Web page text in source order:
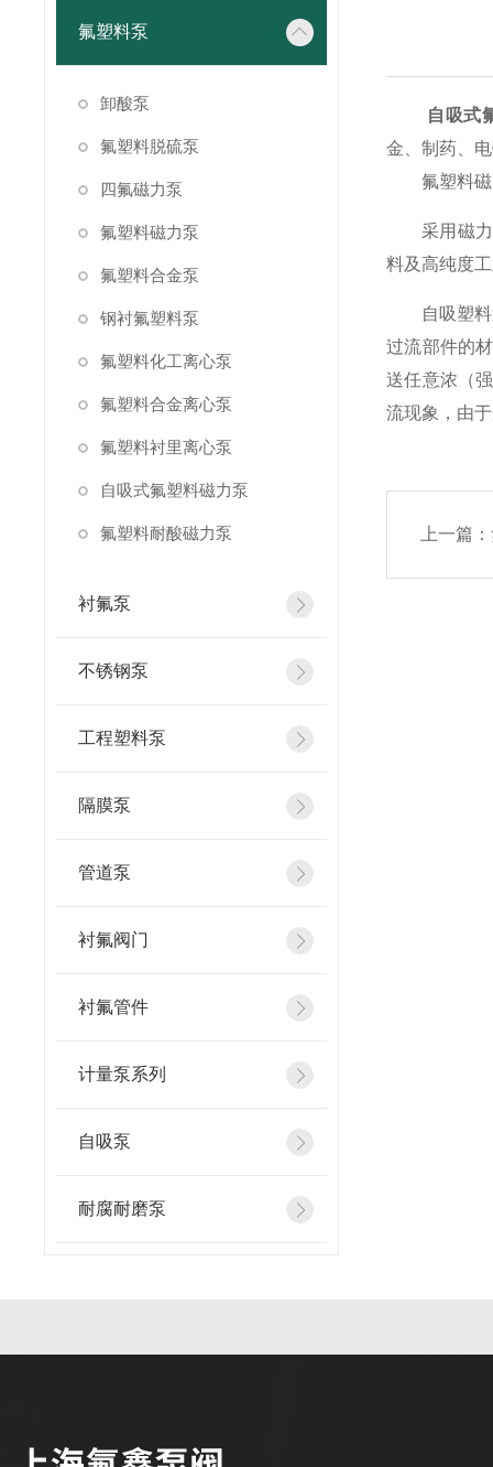
氟塑料泵
卸酸泵
氟塑料脱硫泵
四氟磁力泵
氟塑料磁力泵
氟塑料合金泵
钢衬氟塑料泵
氟塑料化工离心泵
氟塑料合金离心泵
氟塑料衬里离心泵
自吸式氟塑料磁力泵
氟塑料耐酸磁力泵
衬氟泵
不锈钢泵
工程塑料泵
隔膜泵
管道泵
衬氟阀门
衬氟管件
计量泵系列
自吸泵
耐腐耐磨泵
自吸式
金、制药、
氟塑料磁力
采用磁力耦
料及高纯度
自吸塑料泵
过流部件的
送任意浓（
流现象，由
上一篇：